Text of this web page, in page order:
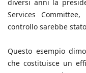
diversi anni la
Services
controllo sarebbe
Questo esempio
che costituisce un